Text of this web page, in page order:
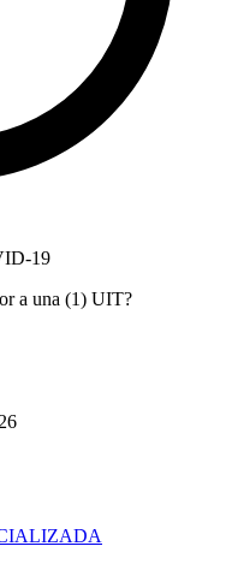
19
a una (1) UIT?